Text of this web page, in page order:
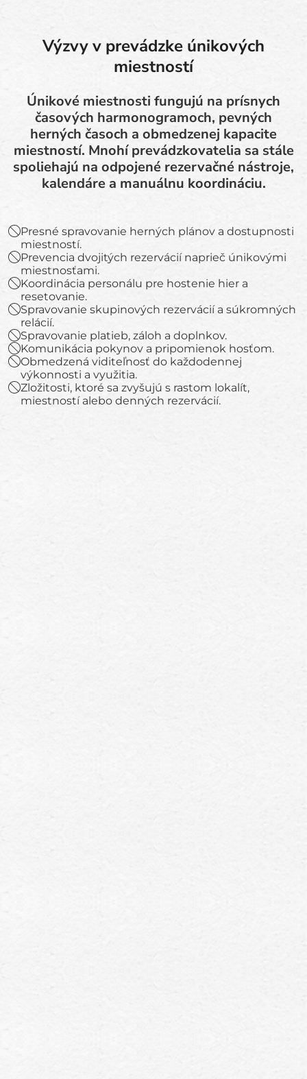
Výzvy v prevádzke únikových
miestností
Únikové miestnosti fungujú na prísnych
časových harmonogramoch, pevných
herných časoch a obmedzenej kapacite
miestností. Mnohí prevádzkovatelia sa stále
spoliehajú na odpojené rezervačné nástroje,
kalendáre a manuálnu koordináciu.
Presné spravovanie herných plánov a dostupnosti
miestností.
Prevencia dvojitých rezervácií naprieč únikovými
miestnosťami.
Koordinácia personálu pre hostenie hier a
resetovanie.
Spravovanie skupinových rezervácií a súkromných
relácií.
Spravovanie platieb, záloh a doplnkov.
Komunikácia pokynov a pripomienok hosťom.
Obmedzená viditeľnosť do každodennej
výkonnosti a využitia.
Zložitosti, ktoré sa zvyšujú s rastom lokalít,
miestností alebo denných rezervácií.